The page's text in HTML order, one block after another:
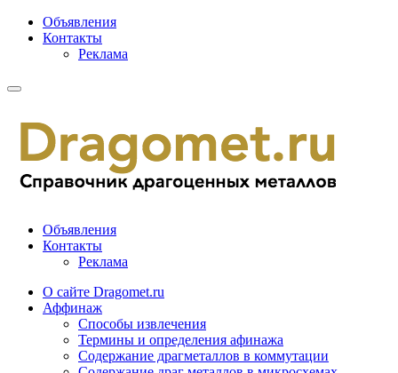
Объявления
Контакты
Реклама
Объявления
Контакты
Реклама
О сайте Dragomet.ru
Аффинаж
Способы извлечения
Термины и определения афинажа
Содержание драгметаллов в коммутации